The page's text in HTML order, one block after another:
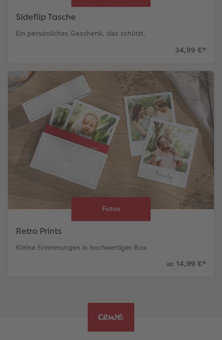
Sideflip Tasche
Ein persönliches Geschenk, das schützt.
34,99 €*
Fotos
Retro Prints
Kleine Erinnerungen in hochwertiger Box.
ab 14,99 €*